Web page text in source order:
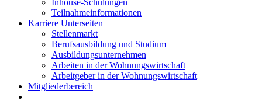
Inhouse-Schulungen
Teilnahmeinformationen
Karriere Unterseiten
Stellenmarkt
Berufsausbildung und Studium
Ausbildungsunternehmen
Arbeiten in der Wohnungswirtschaft
Arbeitgeber in der Wohnungswirtschaft
Mitgliederbereich